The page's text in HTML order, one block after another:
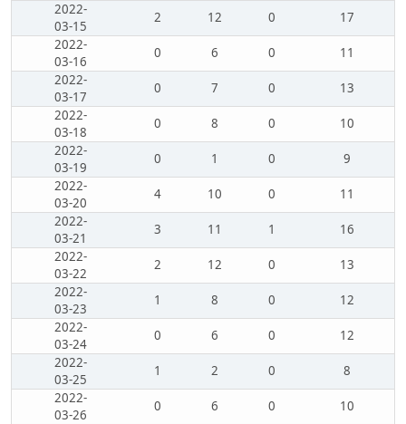
2022-
03-15
2 12 0
17
2022-
03-16
0 6 0
11
2022-
03-17
0 7 0
13
2022-
03-18
0 8 0
10
2022-
03-19
0 1 0
9
2022-
03-20
4 10 0
11
2022-
03-21
3 11 1
16
2022-
03-22
2 12 0
13
2022-
03-23
1 8 0
12
2022-
03-24
0 6 0
12
2022-
03-25
1 2 0
8
2022-
03-26
0 6 0
10